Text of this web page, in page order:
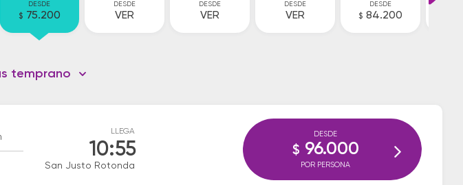
DESDE
$ 75.200
DESDE
VER
DESDE
VER
DESDE
VER
DESDE
$ 84.200
temprano
LLEGA
10:55
San Justo Rotonda
DESDE
$ 96.000
POR PERSONA